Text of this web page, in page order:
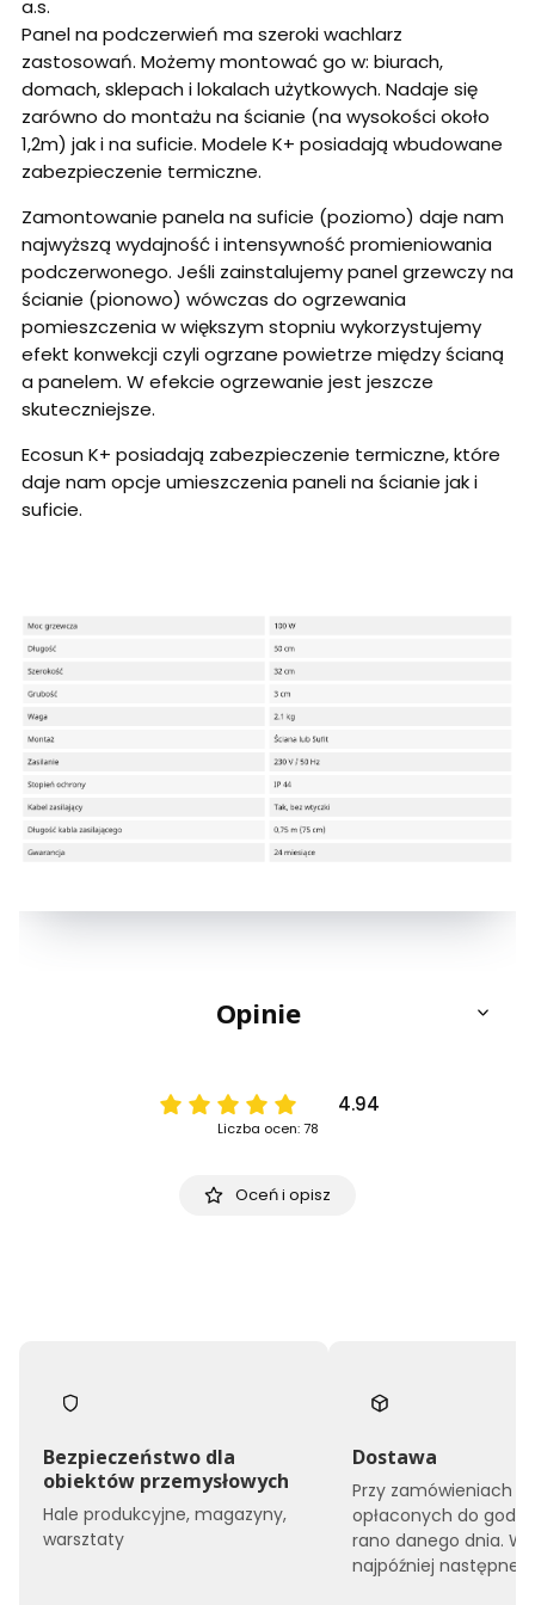
a.s.
Panel na podczerwień ma szeroki wachlarz
zastosowań. Możemy montować go w: biurach,
domach, sklepach i lokalach użytkowych. Nadaje się
zarówno do montażu na ścianie (na wysokości około
1,2m) jak i na suficie. Modele K+ posiadają wbudowane
zabezpieczenie termiczne.
Zamontowanie panela na suficie (poziomo) daje nam
najwyższą wydajność i intensywność promieniowania
podczerwonego. Jeśli zainstalujemy panel grzewczy na
ścianie (pionowo) wówczas do ogrzewania
pomieszczenia w większym stopniu wykorzystujemy
efekt konwekcji czyli ogrzane powietrze między ścianą
a panelem. W efekcie ogrzewanie jest jeszcze
skuteczniejsze.
Ecosun K+ posiadają zabezpieczenie termiczne, które
daje nam opcje umieszczenia paneli na ścianie jak i
suficie.
Opinie
4.94
Liczba ocen: 78
Oceń i opisz
Bezpieczeństwo dla
obiektów przemysłowych
Hale produkcyjne, magazyny,
warsztaty
Dostawa
Przy zamówieniach
opłaconych do
rano danego dnia.
najpóźniej